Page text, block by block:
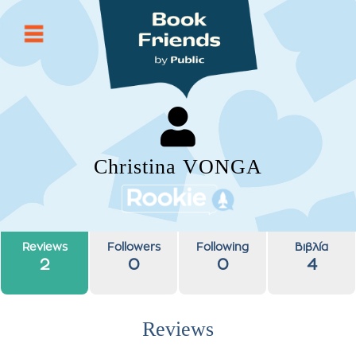
Christina VONGA
Reviews
2
Followers
0
Following
0
Βιβλία
4
Reviews